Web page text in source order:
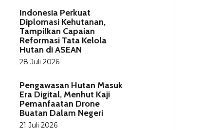
Indonesia Perkuat
Diplomasi Kehutanan,
Tampilkan Capaian
Reformasi Tata Kelola
Hutan di ASEAN
28 Juli 2026
Pengawasan Hutan Masuk
Era Digital, Menhut Kaji
Pemanfaatan Drone
Buatan Dalam Negeri
21 Juli 2026